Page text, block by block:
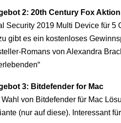
2: 20th Century Fox Aktion
Security 2019 Multi Device für 5
gibt es ein kostenloses
Romans von Alexandra
3: Bitdefender for Mac
Wahl von Bitdefender für Mac
(nur auf diese). Interessant